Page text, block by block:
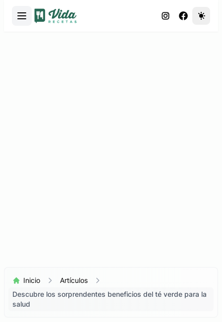
Inicio
Artículos
Descubre los sorprendentes beneficios del té verde para la
salud